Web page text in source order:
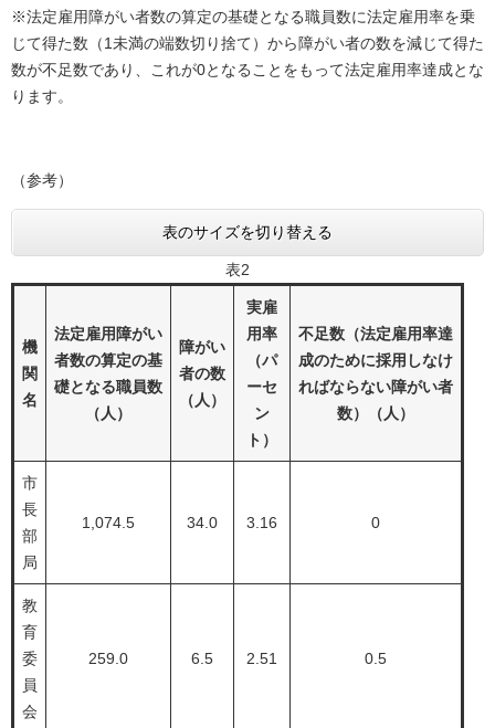
※法定雇用障がい者数の算定の基礎となる職員数に法定雇用率を乗
じて得た数（1未満の端数切り捨て）から障がい者の数を減じて得た
数が不足数であり、これが0となることをもって法定雇用率達成とな
ります。
（参考）
表のサイズを切り替える
表2
機
関
名
法定雇用障がい
者数の算定の基
礎となる職員数
（人）
障がい
者の数
（人）
実雇
用率
（パ
ーセ
ン
ト）
不足数（法定雇用率達
成のために採用しなけ
ればならない障がい者
数）（人）
市
長
部
局
1,074.5 34.0 3.16 0
教
育
委
員
会
259.0 6.5 2.51 0.5